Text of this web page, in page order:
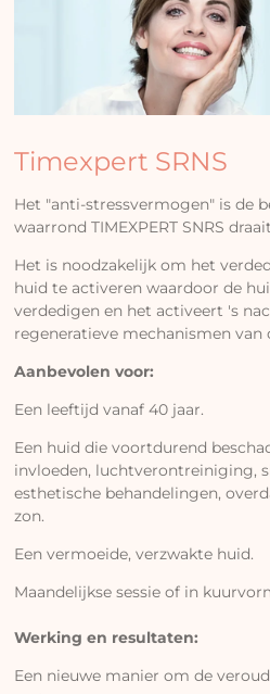
Timexpert SRNS
Het "anti-stressvermogen" is de
waarrond TIMEXPERT SNRS
Het is noodzakelijk om het
huid te activeren waardoor de
verdedigen en het activeert 's
regeneratieve mechanismen van
Aanbevolen voor:
Een leeftijd vanaf 40 jaar.
Een huid die voortdurend
invloeden, luchtverontreiniging,
esthetische behandelingen,
zon.
Een vermoeide, verzwakte huid.
Maandelijkse sessie of in
Werking en resultaten:
Een nieuwe manier om de